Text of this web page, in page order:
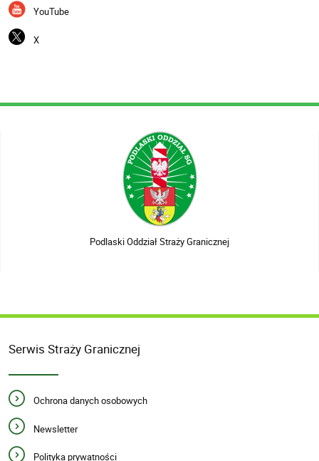
YouTube
X
Podlaski Oddział Straży Granicznej
Serwis Straży Granicznej
Ochrona danych osobowych
Newsletter
Polityka prywatności